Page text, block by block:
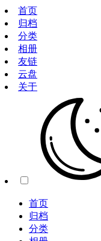
首页
归档
分类
相册
友链
云盘
关于
首页
归档
分类